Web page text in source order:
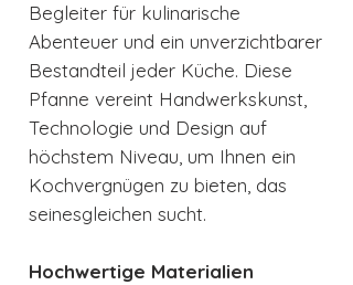
Begleiter für kulinarische
Abenteuer und ein unverzichtbarer
Bestandteil jeder Küche. Diese
Pfanne vereint Handwerkskunst,
Technologie und Design auf
höchstem Niveau, um Ihnen ein
Kochvergnügen zu bieten, das
seinesgleichen sucht.
Hochwertige Materialien